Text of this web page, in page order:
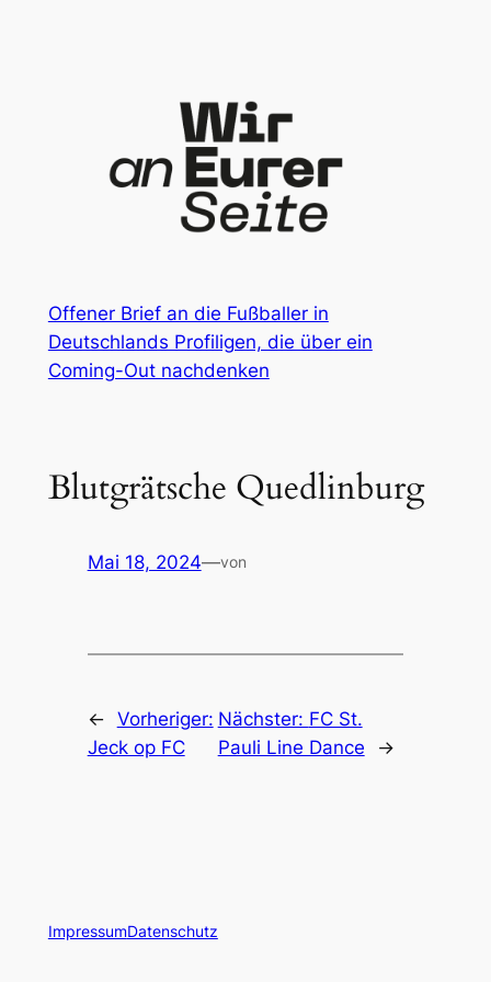
Offener Brief an die Fußballer in
Deutschlands Profiligen, die über ein
Coming-Out nachdenken
Blutgrätsche Quedlinburg
Mai 18, 2024—von
← Vorheriger:
Jeck op FC
Nächster: FC St.
Pauli Line Dance
→
ImpressumDatenschutz